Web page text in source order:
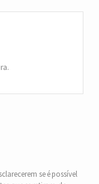
se é possível